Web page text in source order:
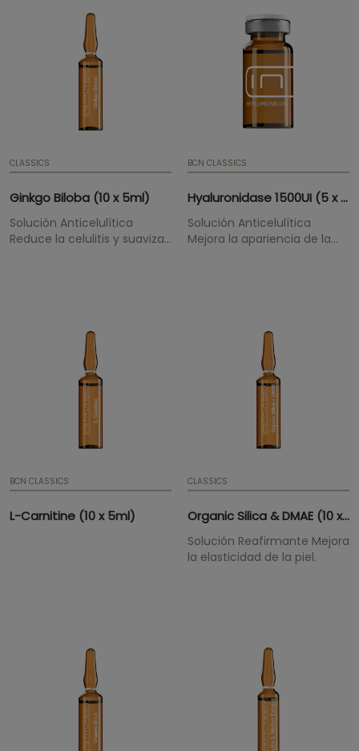
CLASSICS
Ginkgo Biloba (10 x 5ml)
Solución Anticelulítica
Reduce la celulitis y suaviza
BCN CLASSICS
Hyaluronidase 1500UI (5 x 0.508mg)
Solución Anticelulítica
Mejora la apariencia de la
BCN CLASSICS
L-Carnitine (10 x 5ml)
CLASSICS
Organic Silica & DMAE (10 x 5ml)
Solución Reafirmante Mejora
la elasticidad de la piel.